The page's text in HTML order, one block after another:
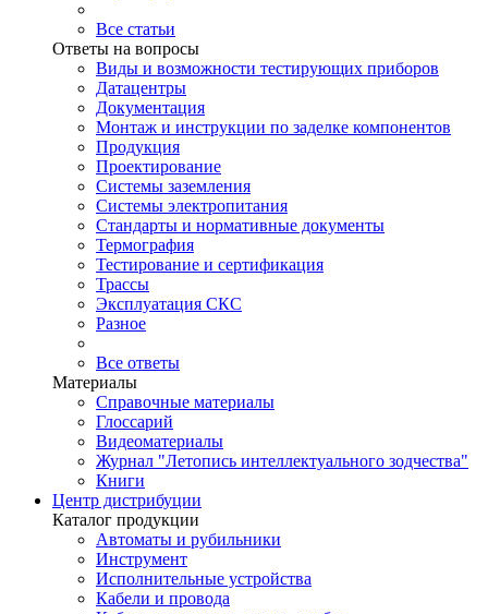
Все статьи
Ответы на вопросы
Виды и возможности тестирующих приборов
Датацентры
Документация
Монтаж и инструкции по заделке компонентов
Продукция
Проектирование
Системы заземления
Системы электропитания
Стандарты и нормативные документы
Термография
Тестирование и сертификация
Трассы
Эксплуатация СКС
Разное
Все ответы
Материалы
Справочные материалы
Глоссарий
Видеоматериалы
Журнал "Летопись интеллектуального зодчества"
Книги
Центр дистрибуции
Каталог продукции
Автоматы и рубильники
Инструмент
Исполнительные устройства
Кабели и провода